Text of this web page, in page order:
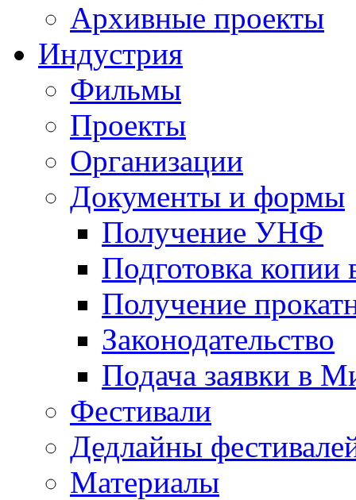
Архивные проекты
Индустрия
Фильмы
Проекты
Организации
Документы и формы
Получение УНФ
Подготовка копии
Получение
Законодательство
Подача заявки в
Фестивали
Дедлайны
Материалы